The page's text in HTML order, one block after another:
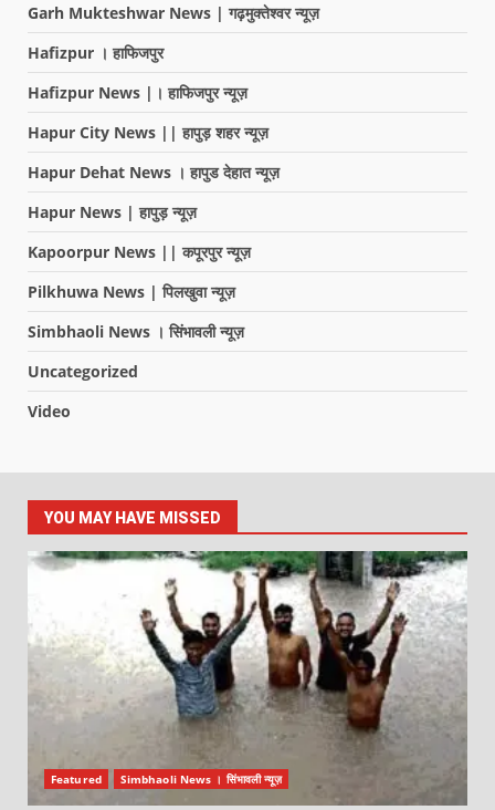
Garh Mukteshwar News | गढ़मुक्तेश्वर न्यूज़
Hafizpur । हाफिजपुर
Hafizpur News |। हाफिजपुर न्यूज़
Hapur City News || हापुड़ शहर न्यूज़
Hapur Dehat News । हापुड देहात न्यूज़
Hapur News | हापुड़ न्यूज़
Kapoorpur News || कपूरपुर न्यूज़
Pilkhuwa News | पिलखुवा न्यूज़
Simbhaoli News । सिंभावली न्यूज़
Uncategorized
Video
YOU MAY HAVE MISSED
Featured Simbhaoli News । सिंभावली न्यूज़